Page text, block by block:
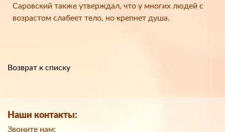
Саровский также утверждал, что у многих людей с
возрастом слабеет тело, но крепнет душа.
Возврат к списку
Наши контакты:
Звоните нам: